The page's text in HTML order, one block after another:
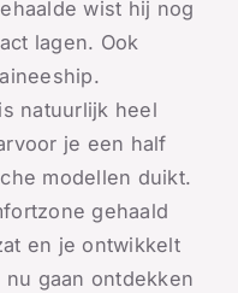
wist hij nog
lagen. Ook
natuurlijk heel
je een half
modellen duikt.
gehaald
en je ontwikkelt
gaan ontdekken